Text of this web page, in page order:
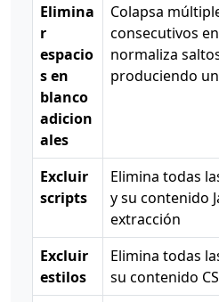
Elimina
r
espacio
s en
blanco
adicion
ales
Colapsa
consecutivos
normaliza
produciendo
Excluir
scripts
Elimina todas
y su contenido
extracción
Excluir
estilos
Elimina todas
su contenido